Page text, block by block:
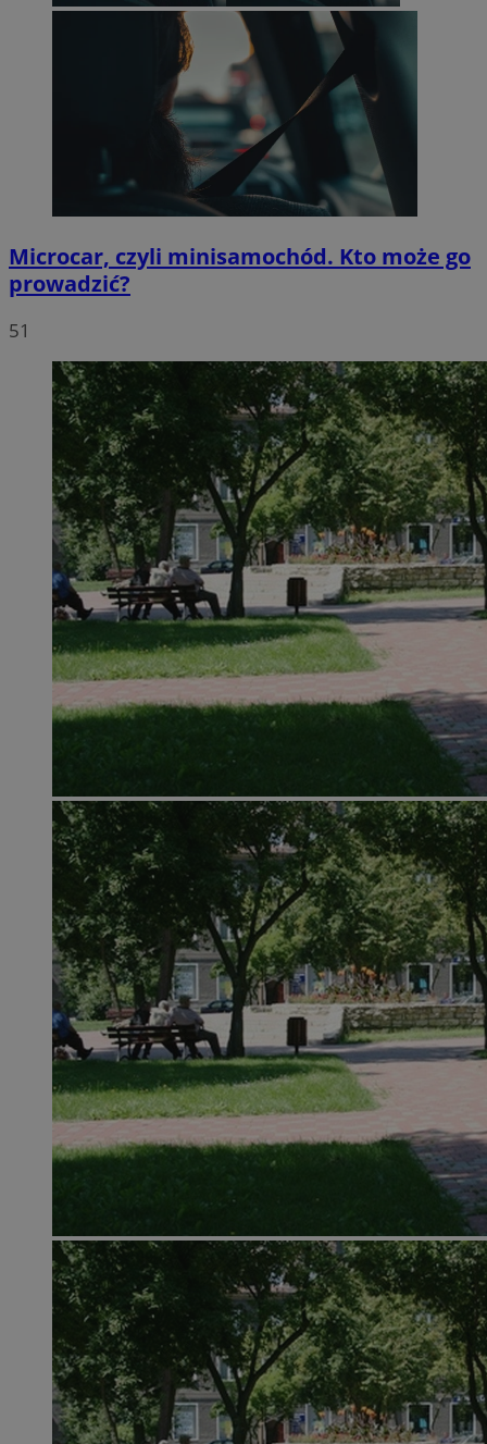
Microcar, czyli minisamochód. Kto może go
prowadzić?
51